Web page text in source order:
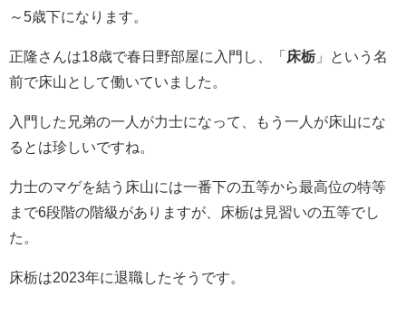
～5歳下になります。
正隆さんは18歳で春日野部屋に入門し、「 床栃 」という名
前で床山として働いていました。
入門した兄弟の一人が力士になって、もう一人が床山にな
るとは珍しいですね。
力士のマゲを結う床山には一番下の五等から最高位の特等
まで6段階の階級がありますが、床栃は見習いの五等でし
た。
床栃は2023年に退職したそうです。